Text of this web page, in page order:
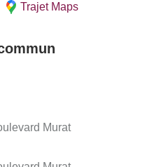
Trajet Maps
Murat